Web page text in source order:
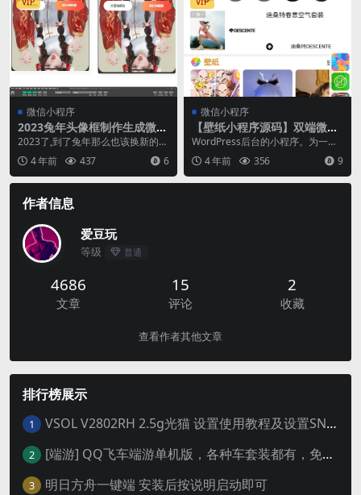
微信小程序
2023兔年头像框制作生成微信
小程序源码 多模板
2023了,到了兔年那么也该换新的头
像框拉 今天给大家带来兔年的头像
框制作小程序...
4 年前 437 6
微信小程序
【壁纸小程序源码】双端微信
抖音小程序
WordPress后台的小程序。为一些
做壁纸类自媒体的朋友解决变现难
的问题，抖音...
4 年前 356 9
作者信息
爱豆玩
等级 普通
4686
文章
15
评论
2
收藏
查看作者其他文章
排行榜展示
1 VSOL V2802RH 2.5g光猫 设置使用教程及设置SN教程-附带稳定固件使用手册等
2 [端游] QQ飞车端游单机版，各种车套装都有，免虚拟机
3 明日方舟一键端 安装后按说明启动即可